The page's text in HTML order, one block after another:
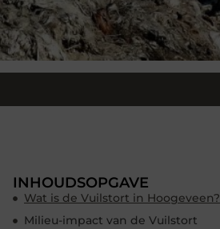
INHOUDSOPGAVE
Wat is de Vuilstort in Hoogeveen?
Milieu-impact van de Vuilstort